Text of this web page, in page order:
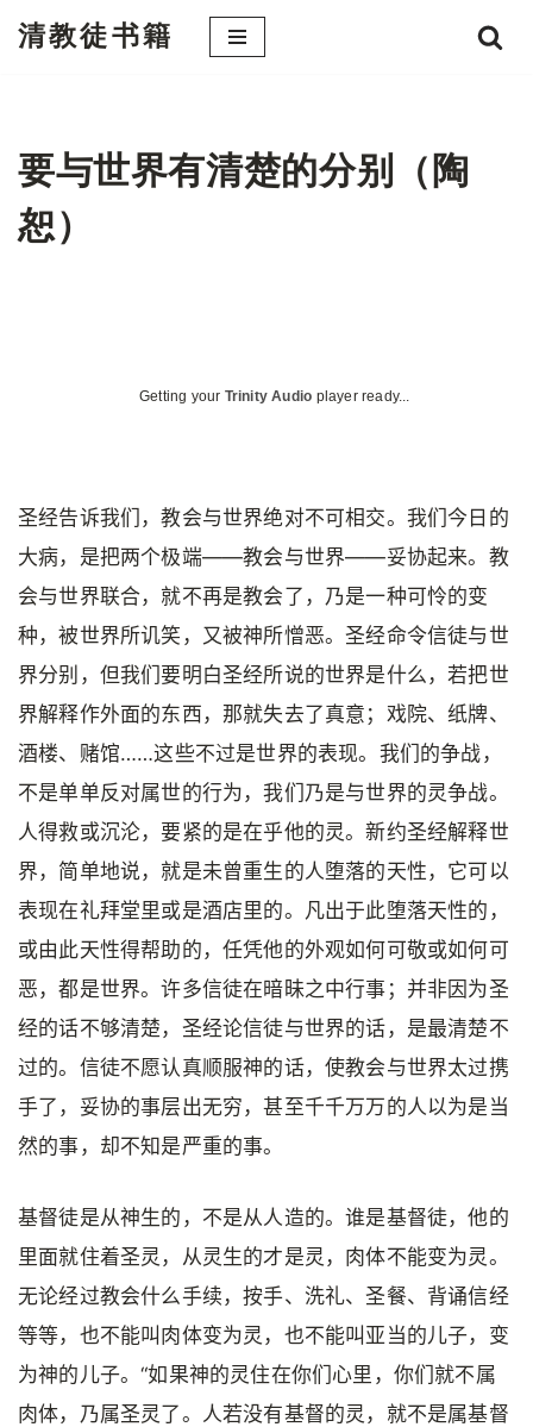
文
清教徒书籍
要与世界有清楚的分别（陶
恕）
Getting your Trinity Audio player ready...
圣经告诉我们，教会与世界绝对不可相交。我们今日的
大病，是把两个极端——教会与世界——妥协起来。教
会与世界联合，就不再是教会了，乃是一种可怜的变
种，被世界所讥笑，又被神所憎恶。圣经命令信徒与世
界分别，但我们要明白圣经所说的世界是什么，若把世
界解释作外面的东西，那就失去了真意；戏院、纸牌、
酒楼、赌馆……这些不过是世界的表现。我们的争战，
不是单单反对属世的行为，我们乃是与世界的灵争战。
人得救或沉沦，要紧的是在乎他的灵。新约圣经解释世
界，简单地说，就是未曾重生的人堕落的天性，它可以
表现在礼拜堂里或是酒店里的。凡出于此堕落天性的，
或由此天性得帮助的，任凭他的外观如何可敬或如何可
恶，都是世界。许多信徒在暗昧之中行事；并非因为圣
经的话不够清楚，圣经论信徒与世界的话，是最清楚不
过的。信徒不愿认真顺服神的话，使教会与世界太过携
手了，妥协的事层出无穷，甚至千千万万的人以为是当
然的事，却不知是严重的事。
基督徒是从神生的，不是从人造的。谁是基督徒，他的
里面就住着圣灵，从灵生的才是灵，肉体不能变为灵。
无论经过教会什么手续，按手、洗礼、圣餐、背诵信经
等等，也不能叫肉体变为灵，也不能叫亚当的儿子，变
为神的儿子。“如果神的灵住在你们心里，你们就不属
肉体，乃属圣灵了。人若没有基督的灵，就不是属基督